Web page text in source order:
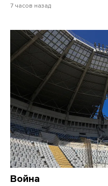
7 часов назад
Война